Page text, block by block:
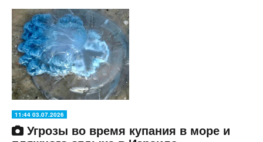
11:44 03.07.2026
Угрозы во время купания в море и